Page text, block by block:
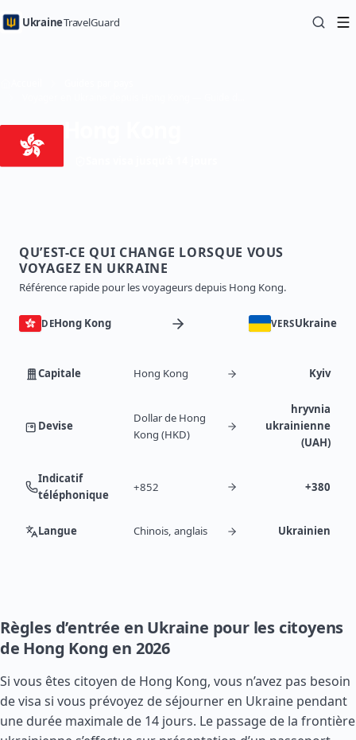
UkraineTravelGuard
QU’EST-CE QUI CHANGE LORSQUE VOUS
VOYAGEZ EN UKRAINE
Référence rapide pour les voyageurs depuis Hong Kong.
DEHong Kong VERSUkraine
Capitale Hong Kong Kyiv
Devise
Dollar de Hong
Kong (HKD)
hryvnia
ukrainienne
(UAH)
Indicatif
téléphonique
+852 +380
Langue Chinois, anglais Ukrainien
Règles d’entrée en Ukraine pour les citoyens
de Hong Kong en 2026
Si vous êtes citoyen de Hong Kong, vous n’avez pas besoin
de visa si vous prévoyez de séjourner en Ukraine pendant
une durée maximale de 14 jours. Le passage de la frontière